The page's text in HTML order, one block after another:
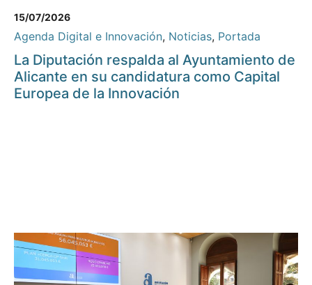
15/07/2026
Agenda Digital e Innovación, Noticias, Portada
La Diputación respalda al Ayuntamiento de
Alicante en su candidatura como Capital
Europea de la Innovación